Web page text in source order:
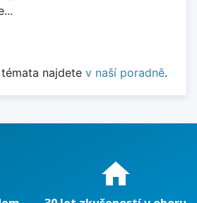
najdete v naší poradně.
nás? home